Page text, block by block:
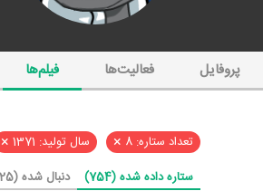
پروفایل فعالیت‌ها فیلم‌ها
تعداد ستاره: 8 × سال تولید: 1371 ×
ستاره داده شده (754) دنبال شده (25)